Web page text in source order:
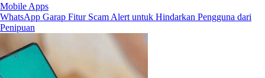
Mobile Apps
WhatsApp Garap Fitur Scam Alert untuk Hindarkan Pengguna dari
Penipuan